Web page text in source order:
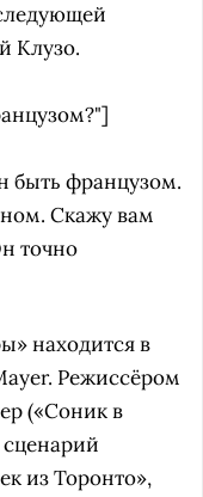
Клузо.
быть французом.
Скажу вам
точно
находится в
Режиссёром
(«Соник в
из Торонто»,